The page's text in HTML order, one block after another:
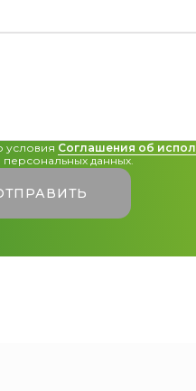
условия Соглашения об
данных.